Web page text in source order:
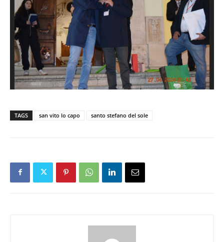
TAGS san vito lo capo santo stefano del sole